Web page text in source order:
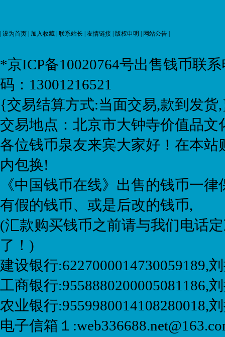
设为首页 加入收藏 联系站长 友情链接 版权申明 网站公告
*京ICP备10020764号出售钱币联系
码：13001216521
{交易结算方式:当面交易,款到发货
交易地点：北京市大钟寺价值品文
各位钱币泉友来宾大家好！在本
内包换!
《中国钱币在线》出售的钱币一
有假的钱币、或是后改的钱币,
(汇款购买钱币之前请与我们电话
了！)
建设银行:6227000014730059189,
工商银行:9558880200005081186,
农业银行:9559980014108280018,
电子信箱１